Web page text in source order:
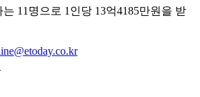
11명으로 1인당 13억4185만원을 받